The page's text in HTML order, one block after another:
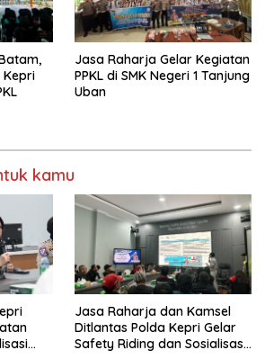
Kepri
Jasa Raharja Gelar Kegiatan
PPKL di SMK Negeri 1 Tanjung
Uban
kamu
Jasa Raharja dan Kamsel
Ditlantas Polda Kepri Gelar
Safety Riding dan Sosialisasi